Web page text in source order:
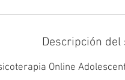
Descripción del
Online